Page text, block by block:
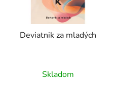
Deviatnik za mladých
Skladom